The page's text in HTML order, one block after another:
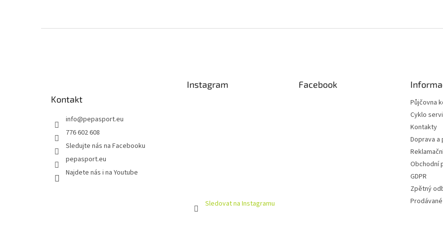
Kontakt
info@pepasport.eu
776 602 608
Sledujte nás na Facebooku
pepasport.eu
Najdete nás i na Youtube
Instagram
Sledovat na Instagramu
Facebook
Půjčovna
Cyklo
Kontakty
Doprava a
Obchodní
GDPR
Zpětný